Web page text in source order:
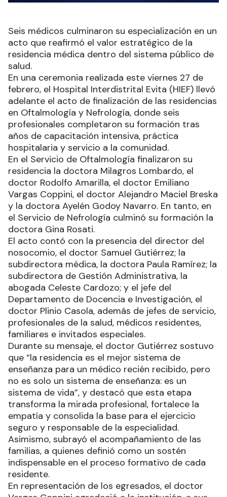
Seis médicos culminaron su especialización en un
acto que reafirmó el valor estratégico de la
residencia médica dentro del sistema público de
salud.
En una ceremonia realizada este viernes 27 de
febrero, el Hospital Interdistrital Evita (HIEF) llevó
adelante el acto de finalización de las residencias
en Oftalmología y Nefrología, donde seis
profesionales completaron su formación tras
años de capacitación intensiva, práctica
hospitalaria y servicio a la comunidad.
En el Servicio de Oftalmología finalizaron su
residencia la doctora Milagros Lombardo, el
doctor Rodolfo Amarilla, el doctor Emiliano
Vargas Coppini, el doctor Alejandro Maciel Breska
y la doctora Ayelén Godoy Navarro. En tanto, en
el Servicio de Nefrología culminó su formación la
doctora Gina Rosati.
El acto contó con la presencia del director del
nosocomio, el doctor Samuel Gutiérrez; la
subdirectora médica, la doctora Paula Ramírez; la
subdirectora de Gestión Administrativa, la
abogada Celeste Cardozo; y el jefe del
Departamento de Docencia e Investigación, el
doctor Plinio Casola, además de jefes de servicio,
profesionales de la salud, médicos residentes,
familiares e invitados especiales.
Durante su mensaje, el doctor Gutiérrez sostuvo
que “la residencia es el mejor sistema de
enseñanza para un médico recién recibido, pero
no es solo un sistema de enseñanza: es un
sistema de vida”, y destacó que esta etapa
transforma la mirada profesional, fortalece la
empatía y consolida la base para el ejercicio
seguro y responsable de la especialidad.
Asimismo, subrayó el acompañamiento de las
familias, a quienes definió como un sostén
indispensable en el proceso formativo de cada
residente.
En representación de los egresados, el doctor